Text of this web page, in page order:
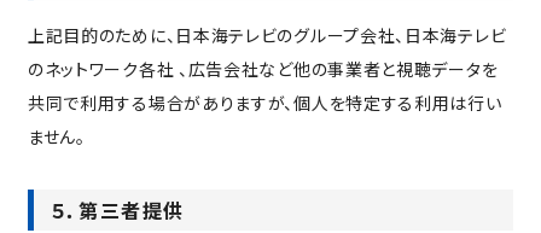
上記目的のために、日本海テレビのグループ会社、日本海テレビ
のネットワーク各社 、広告会社など他の事業者と視聴データを
共同で利用する場合がありますが、個人を特定する利用は行い
ません。
５．第三者提供